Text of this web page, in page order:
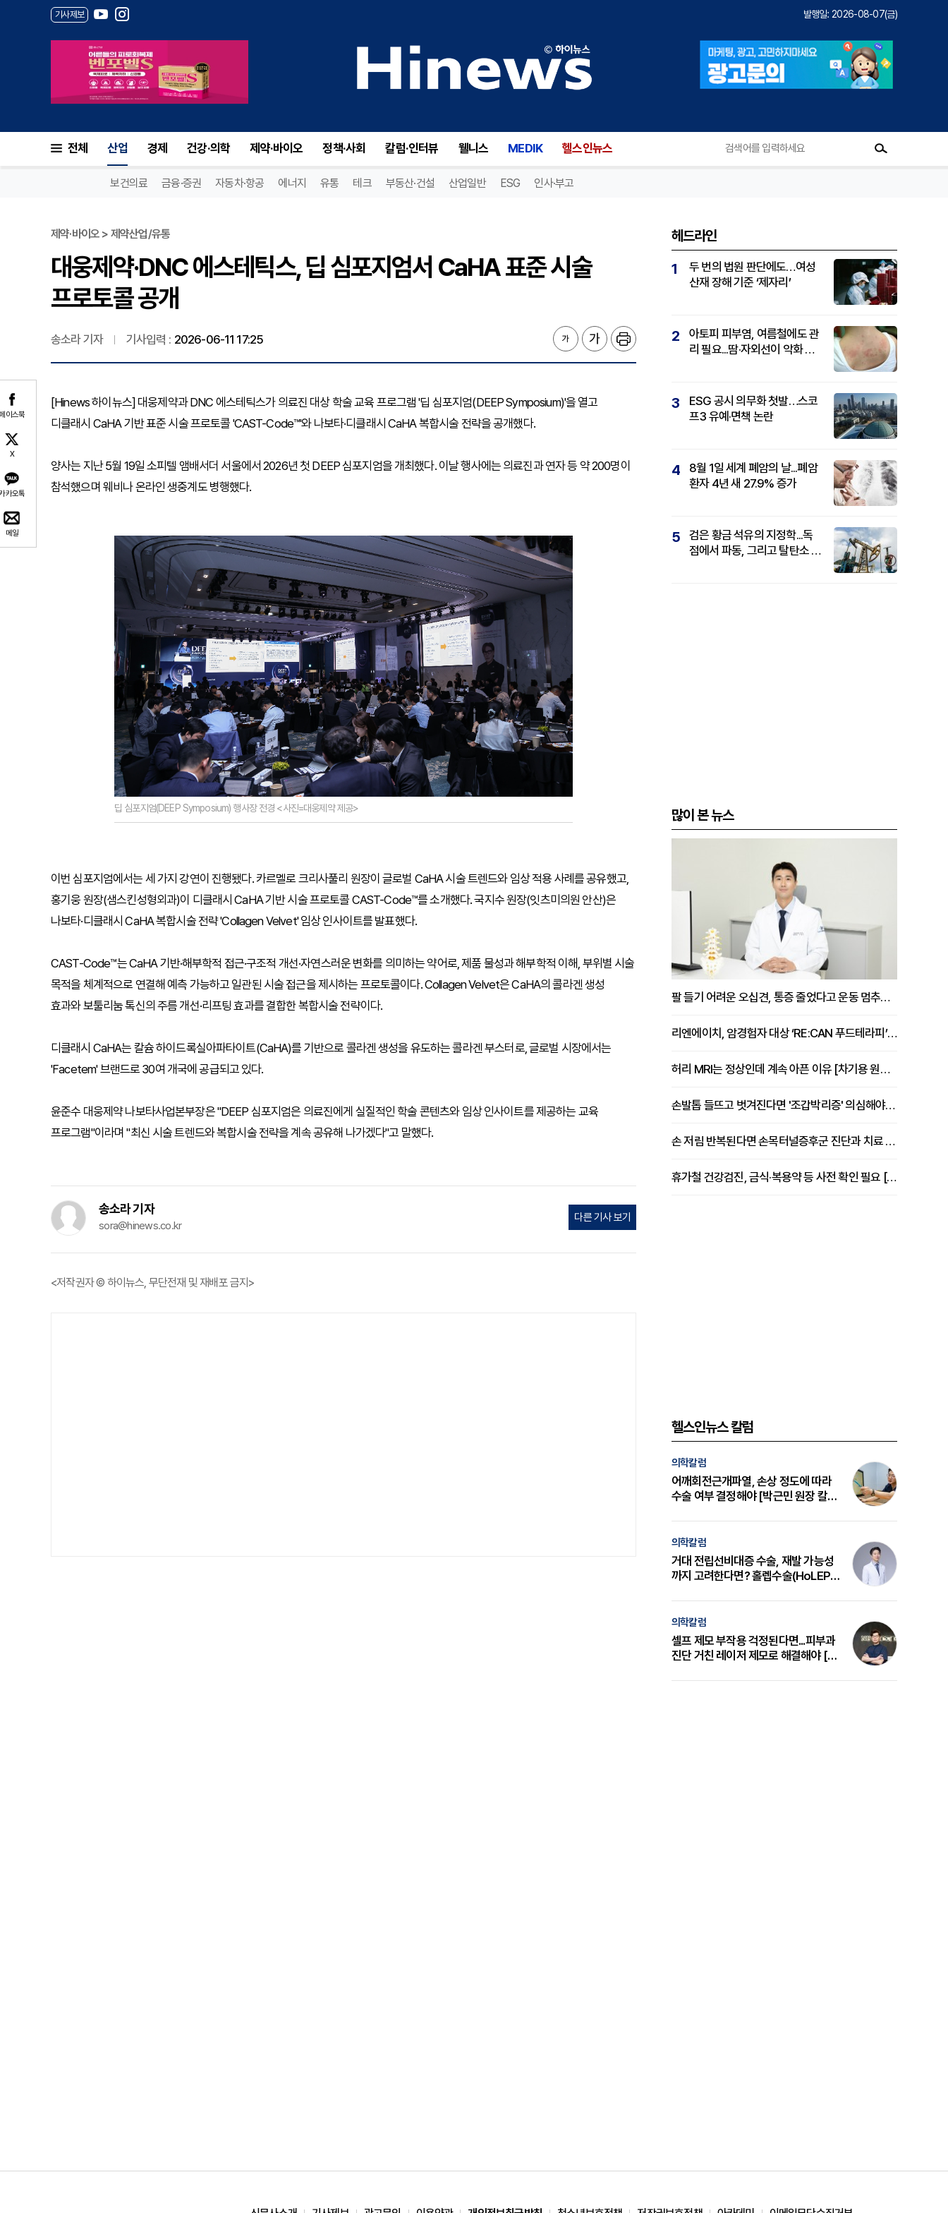
기사제보 발행일: 2026-08-07(금)
전체 산업 경제 건강·의학 제약·바이오 정책·사회 칼럼·인터뷰 웰니스 MEDIK 헬스인뉴스
보건의료 금융·증권 자동차·항공 에너지 유통 테크 부동산·건설 산업일반 ESG 인사·부고
이스북
X
카오톡
메일
제약·바이오 > 제약산업/유통
대웅제약·DNC 에스테틱스, 딥 심포지엄서 CaHA 표준 시술
프로토콜 공개
송소라 기자 기사입력 : 2026-06-11 17:25
[Hinews 하이뉴스] 대웅제약과 DNC 에스테틱스가 의료진 대상 학술 교육 프로그램 '딥 심포지엄(DEEP Symposium)'을 열고
디클래시 CaHA 기반 표준 시술 프로토콜 'CAST-Code™'와 나보타·디클래시 CaHA 복합시술 전략을 공개했다.
양사는 지난 5월 19일 소피텔 앰배서더 서울에서 2026년 첫 DEEP 심포지엄을 개최했다. 이날 행사에는 의료진과 연자 등 약 200명이
참석했으며 웨비나 온라인 생중계도 병행했다.
딥 심포지엄(DEEP Symposium) 행사장 전경 <사진=대웅제약 제공>
이번 심포지엄에서는 세 가지 강연이 진행됐다. 카르멜로 크리사풀리 원장이 글로벌 CaHA 시술 트렌드와 임상 적용 사례를 공유했고,
홍기웅 원장(샘스킨성형외과)이 디클래시 CaHA 기반 시술 프로토콜 CAST-Code™를 소개했다. 국지수 원장(잇츠미의원 안산)은
나보타·디클래시 CaHA 복합시술 전략 'Collagen Velvet' 임상 인사이트를 발표했다.
CAST-Code™는 CaHA 기반·해부학적 접근·구조적 개선·자연스러운 변화를 의미하는 약어로, 제품 물성과 해부학적 이해, 부위별 시술
목적을 체계적으로 연결해 예측 가능하고 일관된 시술 접근을 제시하는 프로토콜이다. Collagen Velvet은 CaHA의 콜라겐 생성
효과와 보툴리눔 톡신의 주름 개선·리프팅 효과를 결합한 복합시술 전략이다.
디클래시 CaHA는 칼슘 하이드록실아파타이트(CaHA)를 기반으로 콜라겐 생성을 유도하는 콜라겐 부스터로, 글로벌 시장에서는
'Facetem' 브랜드로 30여 개국에 공급되고 있다.
윤준수 대웅제약 나보타사업본부장은 "DEEP 심포지엄은 의료진에게 실질적인 학술 콘텐츠와 임상 인사이트를 제공하는 교육
프로그램"이라며 "최신 시술 트렌드와 복합시술 전략을 계속 공유해 나가겠다"고 말했다.
송소라 기자
sora@hinews.co.kr
다른 기사 보기
<저작권자 © 하이뉴스, 무단전재 및 재배포 금지>
헤드라인
1
두 번의 법원 판단에도…여성
산재 장해 기준 ‘제자리’
2
아토피 피부염, 여름철에도 관
리 필요...땀·자외선이 악화 요
3
ESG 공시 의무화 첫발…스코
프3 유예·면책 논란
4
8월 1일 세계 폐암의 날...폐암
환자 4년 새 27.9% 증가
5
검은 황금 석유의 지정학...독
점에서 파동, 그리고 탈탄소 패
많이 본 뉴스
팔 들기 어려운 오십견, 통증 줄었다고 운동 멈추면 안 되는 이유 [이병욱 원장 칼럼]
리엔에이치, 암경험자 대상 ‘RE:CAN 푸드테라피’ 운영
허리 MRI는 정상인데 계속 아픈 이유 [차기용 원장 칼럼]
손발톱 들뜨고 벗겨진다면 '조갑박리증' 의심해야 [김철윤 원장 칼럼]
손 저림 반복된다면 손목터널증후군 진단과 치료 시기 살펴야 [김동현 원장 칼럼]
휴가철 건강검진, 금식·복용약 등 사전 확인 필요 [정도감 원장 칼럼]
헬스인뉴스 칼럼
의학칼럼
어깨회전근개파열, 손상 정도에 따라
수술 여부 결정해야 [박근민 원장 칼
의학칼럼
거대 전립선비대증 수술, 재발 가능성
까지 고려한다면? 홀렙수술(HoLEP)
의학칼럼
셀프 제모 부작용 걱정된다면...피부과
진단 거친 레이저 제모로 해결해야 [변